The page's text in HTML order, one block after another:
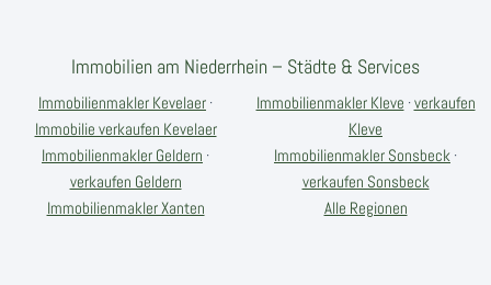
Immobilien am Niederrhein – Städte & Services
Immobilienmakler Kevelaer ·
Immobilie verkaufen Kevelaer
Immobilienmakler Geldern ·
verkaufen Geldern
Immobilienmakler Xanten
Immobilienmakler Kleve ·verkaufen
Kleve
Immobilienmakler Sonsbeck ·
verkaufen Sonsbeck
Alle Regionen